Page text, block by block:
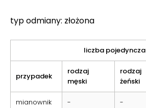
typ odmiany: złożona
liczba pojedyncza
przypadek
rodzaj
męski
rodzaj
żeński
mianownik - -